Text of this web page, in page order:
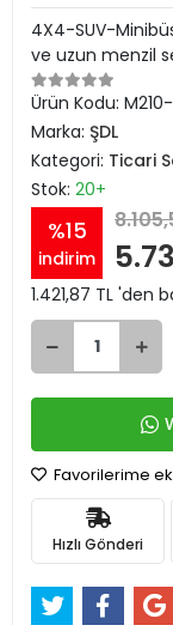
4X4-SUV-
ve uzun menzil
Ürün Kodu:
Marka: ŞDL
Kategori: Ticari
Stok: 20+
%15
indirim
1.421,87 TL 'den
Favorilerime
Hızlı Gönderi